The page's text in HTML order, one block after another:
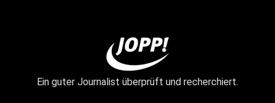
Ein guter Journalist überprüft und recherchiert.